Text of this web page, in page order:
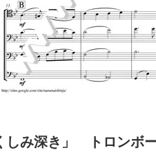
しみ深き」 トロンボー